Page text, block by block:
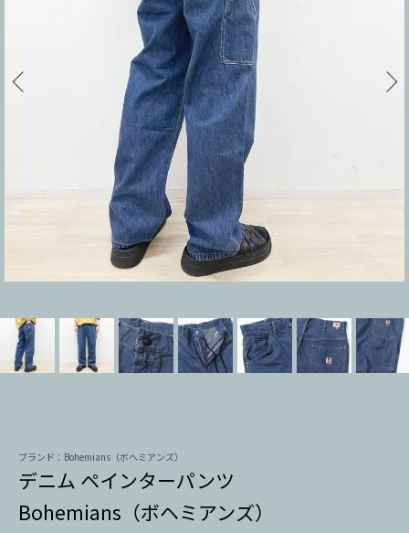
ブランド：Bohemians（ボヘミアンズ）
デニム ペインターパンツ
Bohemians（ボヘミアンズ）